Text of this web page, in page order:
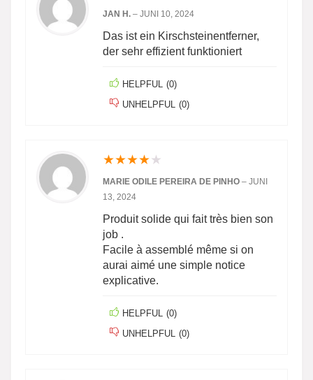
JAN H. – JUNI 10, 2024
Das ist ein Kirschsteinentferner,
der sehr effizient funktioniert
HELPFUL (0)
UNHELPFUL (0)
★★★★★
MARIE ODILE PEREIRA DE PINHO – JUNI
13, 2024
Produit solide qui fait très bien son
job .
Facile à assemblé même si on
aurai aimé une simple notice
explicative.
HELPFUL (0)
UNHELPFUL (0)